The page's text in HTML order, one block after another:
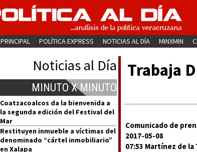
PRINCIPAL POLÍTICA EXPRESS NOTICIAS AL DÍA MINXMIN
Noticias al Día
MINUTO X MINUTO
Coatzacoalcos da la bienvenida a
la segunda edición del Festival del
Mar
Restituyen inmueble a víctimas del
denominado “cártel inmobiliario”
en Xalapa
Trabaja
Comunicado de
2017-05-08
07:53 Martínez de la